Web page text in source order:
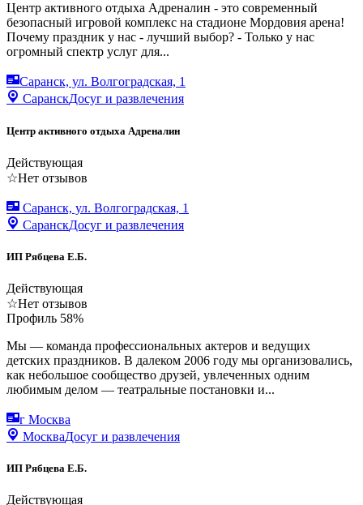
Центр активного отдыха Адреналин - это современный
безопасный игровой комплекс на стадионе Мордовия арена!
Почему праздник у нас - лучший выбор? - Только у нас
огромный спектр услуг для...
Саранск, ул. Волгоградская, 1
СаранскДосуг и развлечения
Центр активного отдыха Адреналин
Действующая
☆Нет отзывов
Саранск, ул. Волгоградская, 1
СаранскДосуг и развлечения
ИП Рябцева Е.Б.
Действующая
☆Нет отзывов
Профиль 58%
Мы — команда профессиональных актеров и ведущих
детских праздников. В далеком 2006 году мы организовались,
как небольшое сообщество друзей, увлеченных одним
любимым делом — театральные постановки и...
г Москва
МоскваДосуг и развлечения
ИП Рябцева Е.Б.
Действующая